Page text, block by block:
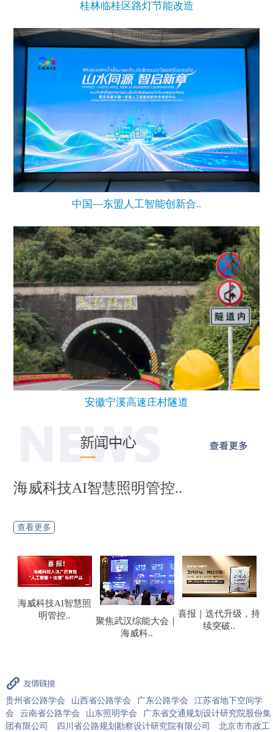
桂林临桂区路灯节能改造
中国—东盟人工智能创新合..
安徽宁溪高速庄村隧道
海威科技AI智慧照明管控..
查看更多
聚焦武汉综能大会｜
喜报｜迭代升级，持
续突破..
隧贯瓯江・智筑低碳
｜海威..
贵州省公路学会 山西省公路学会 广东公路学会
江苏省地下空间学
会
云南省公路学会 山东照明学会
广东省交通规划设计研究院股份集
团有限公司
四川省公路规划勘察设计研究院有限公司
北京市市政工